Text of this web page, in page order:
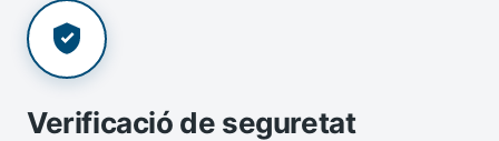
Verificació de seguretat